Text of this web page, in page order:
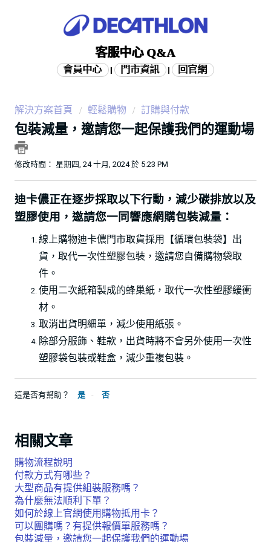
客服中心 Q&A
會員中心 門市資訊 回官網
解決方案首頁 輕鬆購物 訂購與付款
包裝減量，邀請您一起保護我們的運動場
修改時間： 星期四, 24 十月, 2024 於 5:23 PM
迪卡儂正在逐步採取以下行動，減少碳排放以及
塑膠使用，邀請您一同響應網購包裝減量：
線上購物迪卡儂門市取貨採用【循環包裝袋】出
貨，取代一次性塑膠包裝，邀請您自備購物袋取
件。
使用二次紙箱製成的蜂巢紙，取代一次性塑膠緩衝
材。
取消出貨明細單，減少使用紙張。
除部分服飾、鞋款，出貨時將不會另外使用一次性
塑膠袋包裝或鞋盒，減少重複包裝。
這是否有幫助？ 是 否
相關文章
購物流程說明
付款方式有哪些？
大型商品有提供組裝服務嗎？
為什麼無法順利下單？
如何於線上官網使用購物抵用卡？
可以團購嗎？有提供報價單服務嗎？
包裝減量，邀請您一起保護我們的運動場